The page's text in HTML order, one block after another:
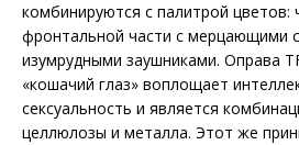
комбинируются с палитрой цветов:
фронтальной части с мерцающими
изумрудными заушниками. Оправа
«кошачий глаз» воплощает
сексуальность и является
целлюлозы и металла. Этот же